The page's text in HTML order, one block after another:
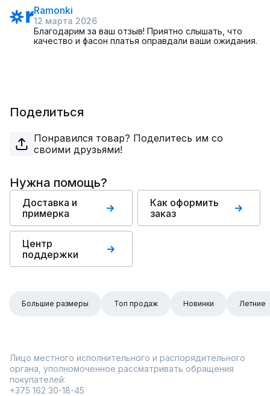
Ramonki
12 марта 2026
Благодарим за ваш отзыв! Приятно слышать, что
качество и фасон платья оправдали ваши ожидания.
Поделиться
Понравился товар? Поделитесь им со
своими друзьями!
Нужна помощь?
Доставка и
примерка
Как оформить
заказ
Центр
поддержки
Большие размеры Топ продаж Новинки Летние
Лицо местного исполнительного и распорядительного
органа, уполномоченное рассматривать обращения
покупателей:
+375 162 30-18-45